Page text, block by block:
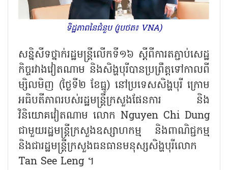
ទិដ្ឋភាពនៃជំនួប (រូបថត៖ VNA)
សន្និសីទថ្នាក់រដ្ឋមន្ត្រីលើកទី១៦ ស្តីពីការតភ្ជាប់សេដ្ឋ
កិច្ចរវាងវៀតណាម និងសិង្ហបុរីបានប្រព្រឹត្តទៅកាលពី
ម្សិលមិញ (ថ្ងៃទី២ ខែធ្នូ) នៅប្រទេសសិង្ហបុរី ក្រោម
អធិបតីភាពរបស់រដ្ឋមន្ត្រីក្រសួងផែនការ និង
វិនិយោគវៀតណាម លោក Nguyen Chi Dung
ជាមួយរដ្ឋមន្ត្រីក្រសួងឧស្សាហកម្ម និងពាណិជ្ជកម្ម
និងជារដ្ឋមន្ត្រីក្រសួងធនធានមនុស្សសិង្ហបុរីលោក
Tan See Leng ។